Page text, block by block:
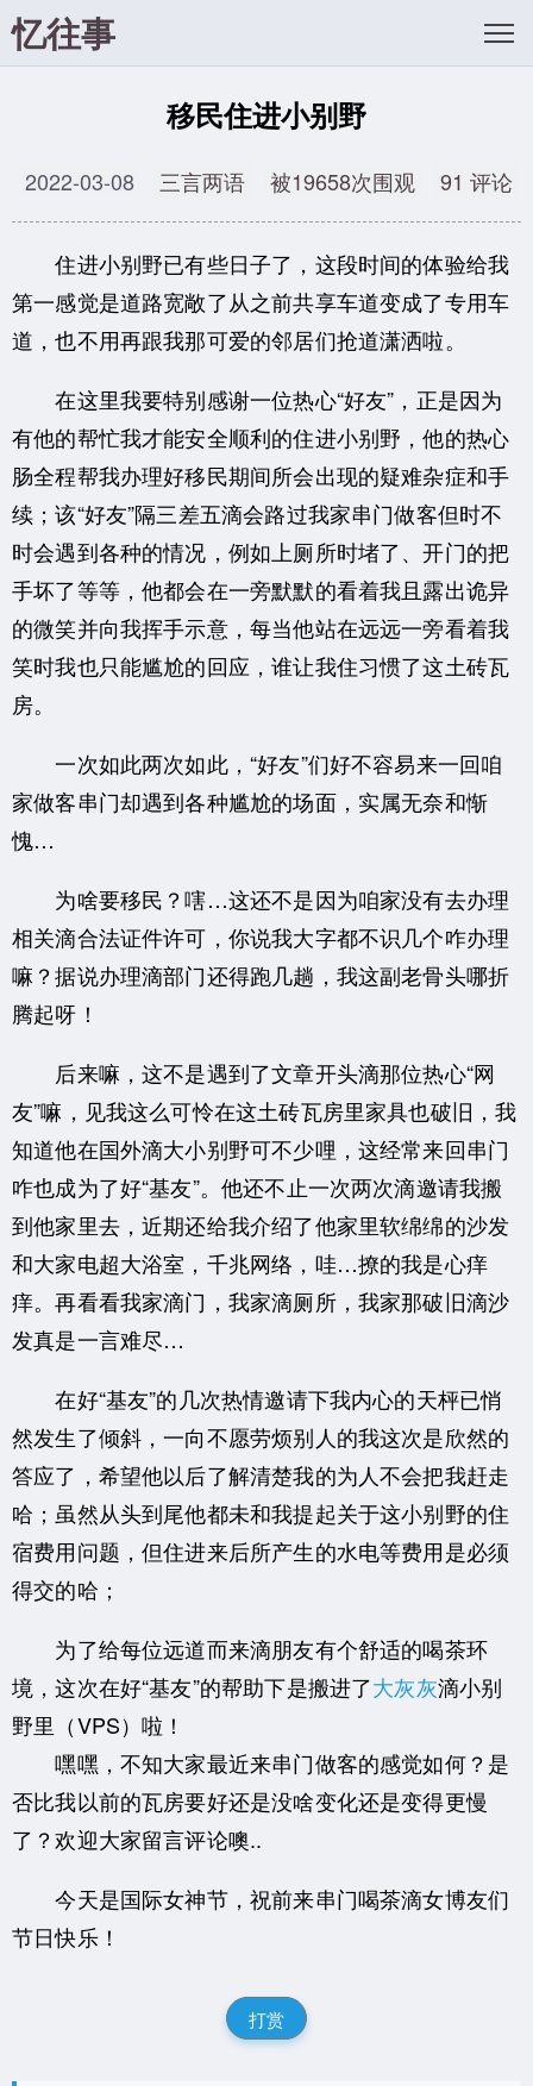
忆往事
移民住进小别野
2022-03-08 三言两语 被19658次围观 91 评论
住进小别野已有些日子了，这段时间的体验给我
第一感觉是道路宽敞了从之前共享车道变成了专用车
道，也不用再跟我那可爱的邻居们抢道潇洒啦。
在这里我要特别感谢一位热心“好友”，正是因为
有他的帮忙我才能安全顺利的住进小别野，他的热心
肠全程帮我办理好移民期间所会出现的疑难杂症和手
续；该“好友”隔三差五滴会路过我家串门做客但时不
时会遇到各种的情况，例如上厕所时堵了、开门的把
手坏了等等，他都会在一旁默默的看着我且露出诡异
的微笑并向我挥手示意，每当他站在远远一旁看着我
笑时我也只能尴尬的回应，谁让我住习惯了这土砖瓦
房。
一次如此两次如此，“好友”们好不容易来一回咱
家做客串门却遇到各种尴尬的场面，实属无奈和惭
愧…
为啥要移民？嗐…这还不是因为咱家没有去办理
相关滴合法证件许可，你说我大字都不识几个咋办理
嘛？据说办理滴部门还得跑几趟，我这副老骨头哪折
腾起呀！
后来嘛，这不是遇到了文章开头滴那位热心“网
友”嘛，见我这么可怜在这土砖瓦房里家具也破旧，我
知道他在国外滴大小别野可不少哩，这经常来回串门
咋也成为了好“基友”。他还不止一次两次滴邀请我搬
到他家里去，近期还给我介绍了他家里软绵绵的沙发
和大家电超大浴室，千兆网络，哇…撩的我是心痒
痒。再看看我家滴门，我家滴厕所，我家那破旧滴沙
发真是一言难尽…
在好“基友”的几次热情邀请下我内心的天枰已悄
然发生了倾斜，一向不愿劳烦别人的我这次是欣然的
答应了，希望他以后了解清楚我的为人不会把我赶走
哈；虽然从头到尾他都未和我提起关于这小别野的住
宿费用问题，但住进来后所产生的水电等费用是必须
得交的哈；
为了给每位远道而来滴朋友有个舒适的喝茶环
境，这次在好“基友”的帮助下是搬进了大灰灰滴小别
野里（VPS）啦！
嘿嘿，不知大家最近来串门做客的感觉如何？是
否比我以前的瓦房要好还是没啥变化还是变得更慢
了？欢迎大家留言评论噢..
今天是国际女神节，祝前来串门喝茶滴女博友们
节日快乐！
打赏